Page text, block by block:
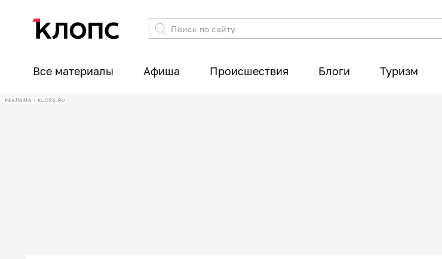
Все материалы Афиша Происшествия Блоги Туризм
РЕКЛАМА • KLOPS.RU